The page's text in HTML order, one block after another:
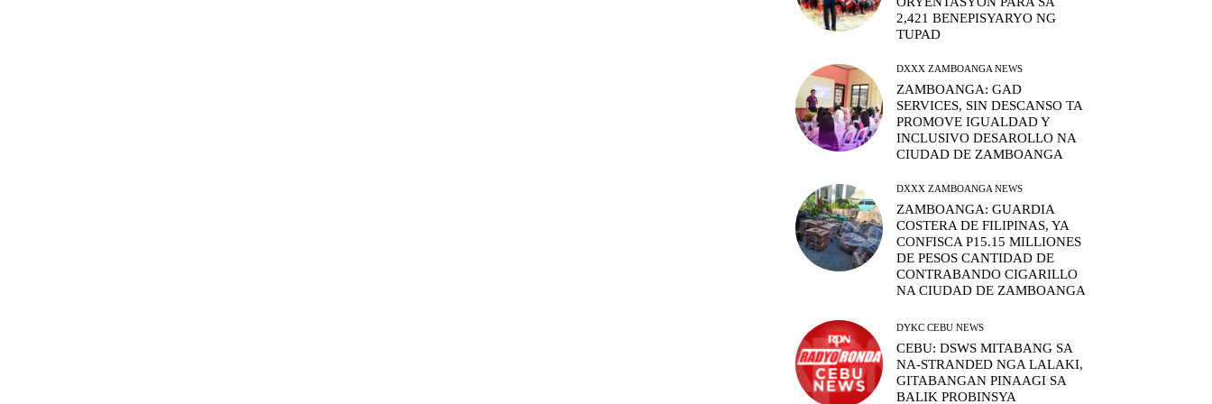
2,421 BENEPISYARYO NG
TUPAD
DXXX ZAMBOANGA NEWS
ZAMBOANGA: GAD
SERVICES, SIN DESCANSO TA
PROMOVE IGUALDAD Y
INCLUSIVO DESAROLLO NA
CIUDAD DE ZAMBOANGA
DXXX ZAMBOANGA NEWS
ZAMBOANGA: GUARDIA
COSTERA DE FILIPINAS, YA
CONFISCA P15.15 MILLIONES
DE PESOS CANTIDAD DE
CONTRABANDO CIGARILLO
NA CIUDAD DE ZAMBOANGA
DYKC CEBU NEWS
CEBU: DSWS MITABANG SA
NA-STRANDED NGA LALAKI,
GITABANGAN PINAAGI SA
BALIK PROBINSYA